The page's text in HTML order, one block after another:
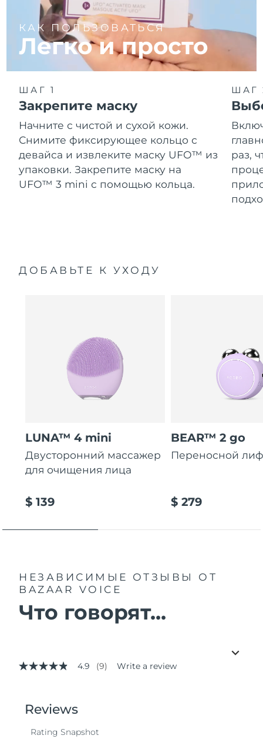
КАК ПОЛЬЗОВАТЬСЯ
Легко и просто
ШАГ 1
Закрепите маску
Начните с чистой и сухой кожи.
Снимите фиксирующее кольцо с
девайса и извлеките маску UFO™ из
упаковки. Закрепите маску на
UFO™ 3 mini с помощью кольца.
ШАГ
раз,
ДОБАВЬТЕ К УХОДУ
LUNA™ 4 mini
Двусторонний массажер
для очищения лица
$ 139
BEAR™ 2 go
Переносной
$ 279
НЕЗАВИСИМЫЕ ОТЗЫВЫ
ОТ
BAZAAR VOICE
Что говорят...
4.9
stars,
average
value.
4.9 (9) Write a review